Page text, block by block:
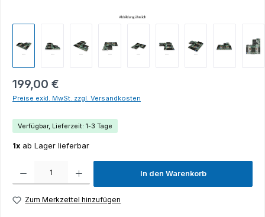
199,00 €
Preise exkl. MwSt. zzgl. Versandkosten
Verfügbar, Lieferzeit: 1-3 Tage
1x ab Lager lieferbar
In den Warenkorb
Zum Merkzettel hinzufügen